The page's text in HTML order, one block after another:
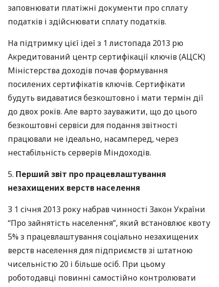
заповнювати платіжні документи про сплату
податків і здійснювати сплату податків.
На підтримку цієї ідеї з 1 листопада 2013 рю
Акредитований центр сертифікації ключів (АЦСК)
Міністерства доходів почав формування
посилених сертифікатів ключів. Сертифікати
будуть видаватися безкоштовно і мати термін дії
до двох років. Але варто зауважити, що до цього
безкоштовні сервіси для подання звітності
працювали не ідеально, насамперед, через
нестабільність серверів Міндоходів.
5. Перший звіт про працевлаштування
незахищених верств населення
З 1 січня 2013 року набрав чинності Закон України
“Про зайнятість населення”, який встановлює квоту
5% з працевлаштування соціально незахищених
верств населення для підприємств зі штатною
чисельністю 20 і більше осіб. При цьому
роботодавці повинні самостійно контролювати